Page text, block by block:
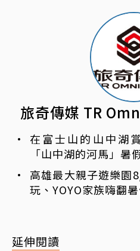
旅奇傳媒 TR
在富士山的山中湖
「山中湖的河馬」暑
高雄最大親子遊樂園
玩、YOYO家族嗨翻
延伸閱讀